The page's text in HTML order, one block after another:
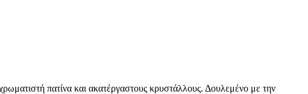
πατίνα και ακατέργαστους κρυστάλλους. Δουλεμένο με την